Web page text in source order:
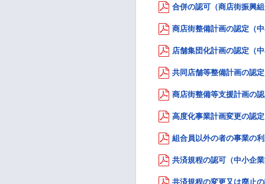
合併の認可（商店街振興
商店街整備計画の認定（
店舗集団化計画の認定（
共同店舗等整備計画の認
商店街整備等支援計画の
高度化事業計画変更の認
組合員以外の者の事業の
共済規程の認可（中小企
共済規程の変更又は廃止